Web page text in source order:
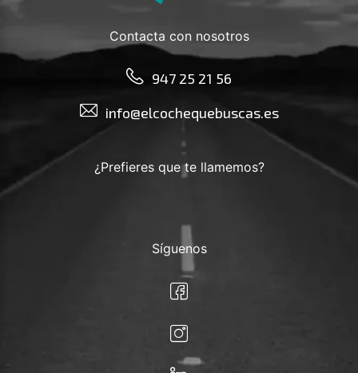
Contacta con nosotros
947 25 21 56
info@elcochequebuscas.es
¿Prefieres que te llamemos?
Síguenos